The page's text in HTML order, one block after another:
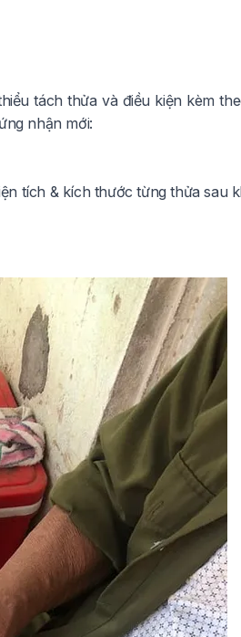
tách thửa và điều kiện kèm
nhận mới:
tích & kích thước từng thửa sau